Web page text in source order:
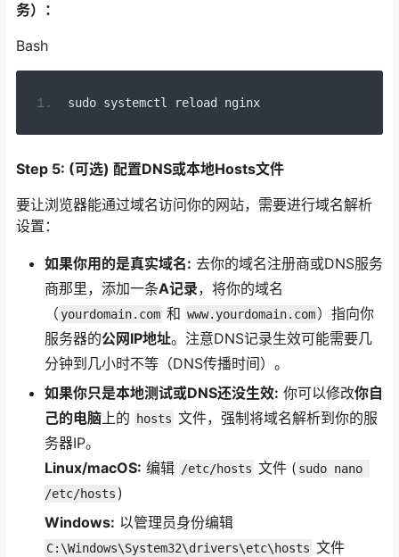
务）：
Bash
sudo systemctl reload nginx
Step 5: (可选) 配置DNS或本地Hosts文件
要让浏览器能通过域名访问你的网站，需要进行域名解析
设置：
如果你用的是真实域名: 去你的域名注册商或DNS服务
商那里，添加一条A记录，将你的域名
（ yourdomain.com 和 www.yourdomain.com）指向你
服务器的公网IP地址。注意DNS记录生效可能需要几
分钟到几小时不等（DNS传播时间）。
如果你只是本地测试或DNS还没生效: 你可以修改你自
己的电脑 上的 hosts 文件，强制将域名解析到你的服
务器IP。
Linux/macOS: 编辑 /etc/hosts 文件 ( sudo nano
/etc/hosts )
Windows: 以管理员身份编辑
C:\Windows\System32\drivers\etc\hosts 文件